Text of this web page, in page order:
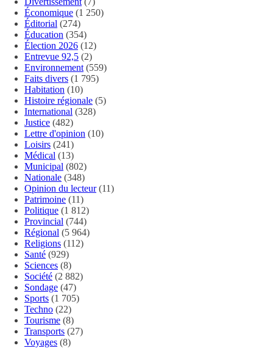
Économique (1 250)
Éditorial (274)
Éducation (354)
Élection 2026 (12)
Entrevue 92,5 (2)
Environnement (559)
Faits divers (1 795)
Habitation (10)
Histoire régionale (5)
International (328)
Justice (482)
Lettre d'opinion (10)
Loisirs (241)
Médical (13)
Municipal (802)
Nationale (348)
Opinion du lecteur(11)
Patrimoine (11)
Politique (1 812)
Provincial (744)
Régional (5 964)
Religions (112)
Santé (929)
Sciences (8)
Société (2 882)
Sondage (47)
Sports (1 705)
Techno (22)
Tourisme (8)
Transports (27)
Voyages (8)